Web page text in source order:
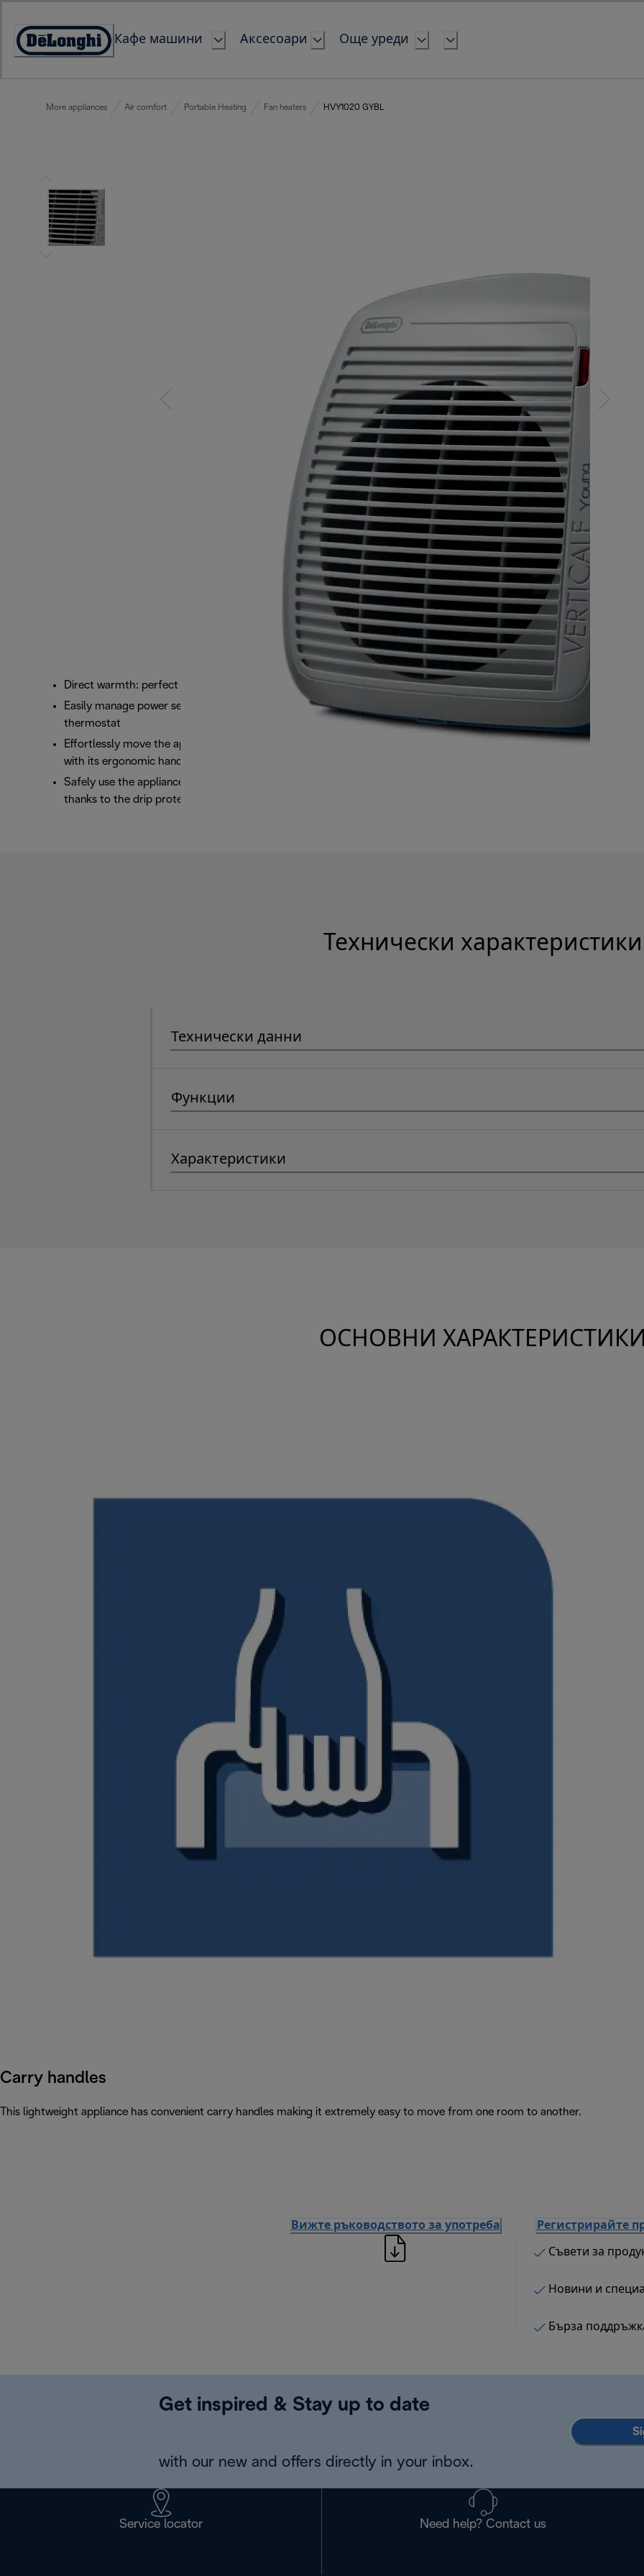
Content
Accessibility
Кафе машини Аксесоари Още уреди
More appliances Air comfort Portable Heating Fan heaters HVY1020 GYBL
Direct warmth: perfect as a personal heater
Easily manage power settings and room
thermostat
Effortlessly move the appliance to any room
with its ergonomic handle
Safely use the appliance in your bathroom
thanks to the drip protection
Технически характеристики
Технически данни
Функции
Характеристики
ОСНОВНИ
Carry handles
This lightweight appliance has convenient carry handles making it extremely easy to move from one room to another.
Вижте ръководството за употреба Регистрирайте
Съвети за
Новини и
Бърза
Get inspired & Stay up to date
with our new and offers directly in your inbox.
Service locator Need help? Contact us